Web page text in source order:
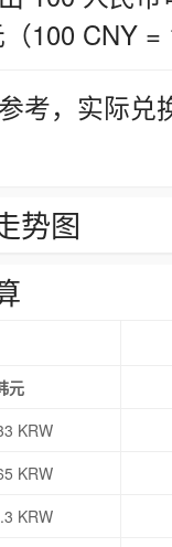
100 CNY =
考，实际
势图
元
KRW
KRW
KRW